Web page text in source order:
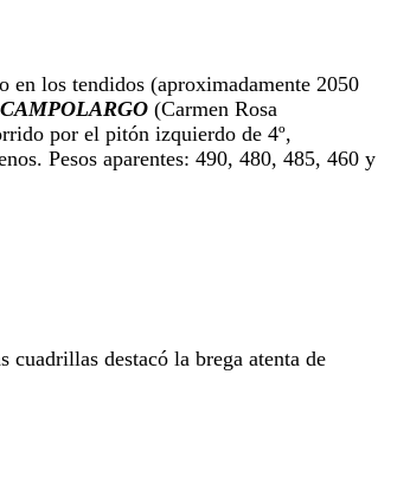
en los tendidos (aproximadamente 2050
(Carmen Rosa
por el pitón izquierdo de 4º,
Pesos aparentes: 490, 480, 485, 460 y
destacó la brega atenta de